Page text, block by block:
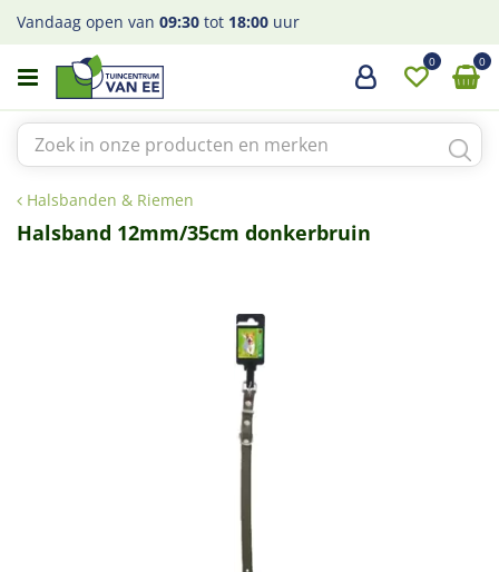
a
Halsbanden & Riemen
Vandaag open van 09:30 tot 18:00 uur
Halsband 12mm/35cm donkerbruin